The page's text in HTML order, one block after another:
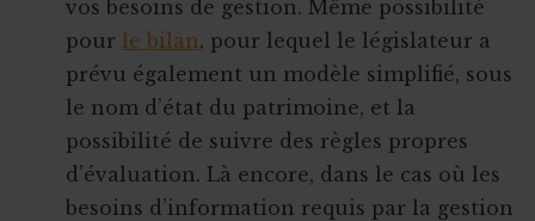
vos besoins de gestion. Même possibilité
pour le bilan, pour lequel le législateur a
prévu également un modèle simplifié, sous
le nom d’état du patrimoine, et la
possibilité de suivre des règles propres
d’évaluation. Là encore, dans le cas où les
besoins d’information requis par la gestion